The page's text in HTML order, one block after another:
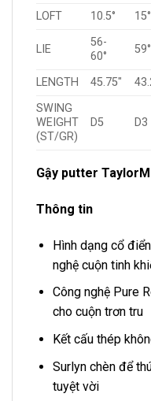
LOFT 10.5° 15°
LIE
56-
60°
59°
LENGTH 45.75″
SWING
WEIGHT
(ST/GR)
D5 D3
Gậy putter
Thông tin
Hình dạng cổ
nghệ cuộn tinh
Công nghệ Pure
cho cuộn trơn tru
Kết cấu thép
Surlyn chèn để
tuyệt vời